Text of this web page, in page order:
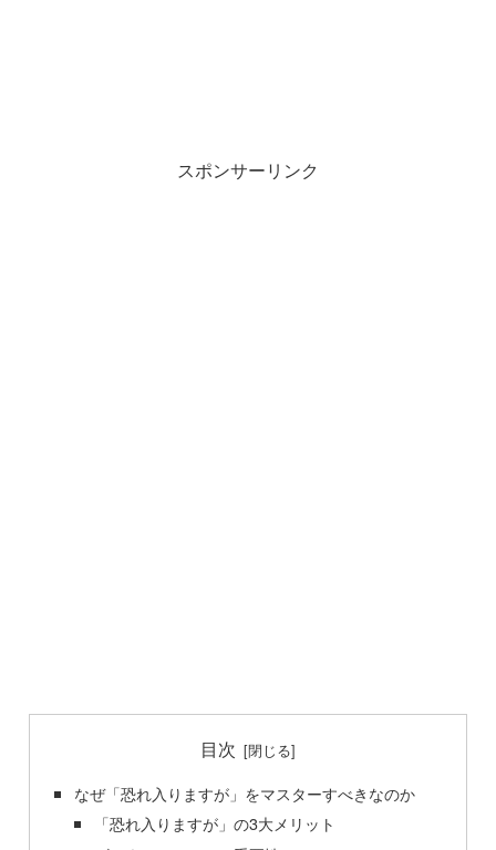
スポンサーリンク
目次
なぜ「恐れ入りますが」をマスターすべきなのか
「恐れ入りますが」の3大メリット